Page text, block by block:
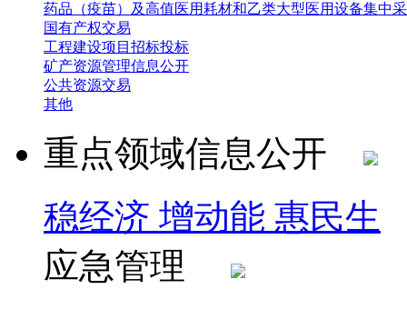
药品（疫苗）及高值医用耗材和乙类大型医用设备集中
国有产权交易
工程建设项目招标投标
矿产资源管理信息公开
公共资源交易
其他
重点领域信息公开
稳经济 增动能 惠民生
应急管理